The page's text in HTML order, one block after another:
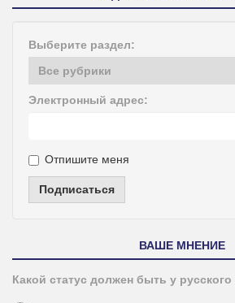
Выберите раздел:
Электронный адрес:
Отпишите меня
Подписаться
ВАШЕ МНЕНИЕ
Какой статус должен быть у русского